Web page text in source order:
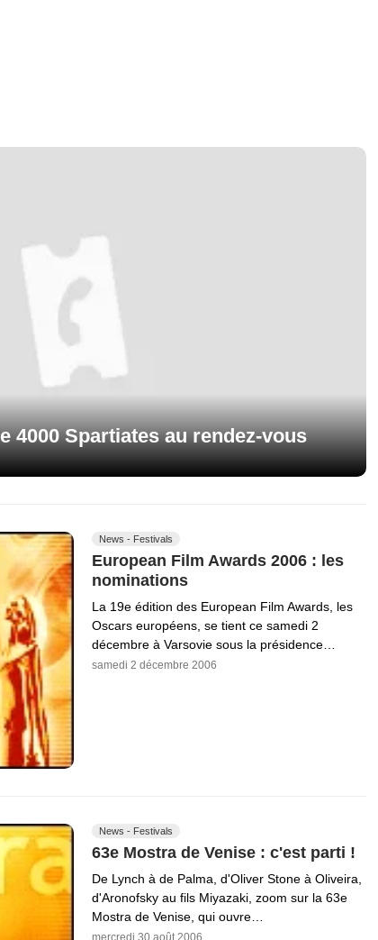
4000 Spartiates au rendez-vous
News - Festivals
European Film Awards 2006 : les
nominations
La 19e édition des European Film Awards, les
Oscars européens, se tient ce samedi 2
décembre à Varsovie sous la présidence…
samedi 2 décembre 2006
News - Festivals
63e Mostra de Venise : c'est parti !
De Lynch à de Palma, d'Oliver Stone à Oliveira,
d'Aronofsky au fils Miyazaki, zoom sur la 63e
Mostra de Venise, qui ouvre…
mercredi 30 août 2006